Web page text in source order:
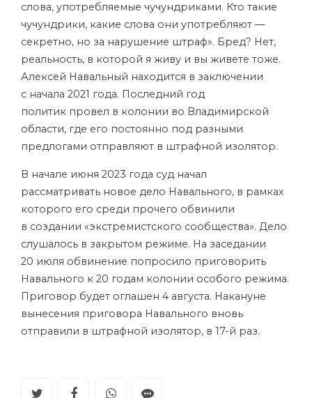
слова, употребляемые чучундриками. Кто такие
чучундрики, какие слова они употребляют —
секретно, но за нарушение штраф». Бред? Нет,
реальность, в которой я живу и вы живете тоже.
Алексей Навальный находится в заключении
с начала 2021 года. Последний год
политик провел в колонии во Владимирской
области, где его постоянно под разными
предлогами отправляют в штрафной изолятор.
В начале июня 2023 года суд начал
рассматривать новое дело Навального, в рамках
которого его среди прочего обвинили
в создании «экстремистского сообщества». Дело
слушалось в закрытом режиме. На заседании
20 июля обвинение попросило приговорить
Навального к 20 годам колонии особого режима.
Приговор будет оглашен 4 августа. Накануне
вынесения приговора Навального вновь
отправили в штрафной изолятор, в 17-й раз.